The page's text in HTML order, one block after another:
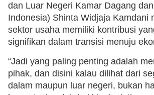
dan Luar Negeri Kamar Dagang
Indonesia) Shinta Widjaja Kamdani
sektor usaha memiliki kontribusi
signifikan dalam transisi menuju
“Jadi yang paling penting adalah
pihak, dan disini kalau dilihat dari
dalam maupun luar negeri, bukan